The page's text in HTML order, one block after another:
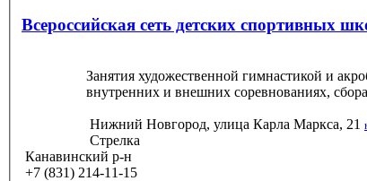
Всероссийская сеть детских спортивных
Занятия художественной гимнастикой и
внутренних и внешних соревнованиях,
Нижний Новгород, улица Карла Маркса, 21
Стрелка
Канавинский р-н
+7 (831) 214-11-15